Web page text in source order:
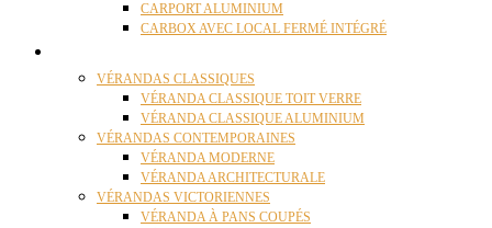
CARPORT ALUMINIUM
CARBOX AVEC LOCAL FERMÉ INTÉGRÉ
VÉRANDAS CLASSIQUES
VÉRANDA CLASSIQUE TOIT VERRE
VÉRANDA CLASSIQUE ALUMINIUM
VÉRANDAS CONTEMPORAINES
VÉRANDA MODERNE
VÉRANDA ARCHITECTURALE
VÉRANDAS VICTORIENNES
VÉRANDA À PANS COUPÉS